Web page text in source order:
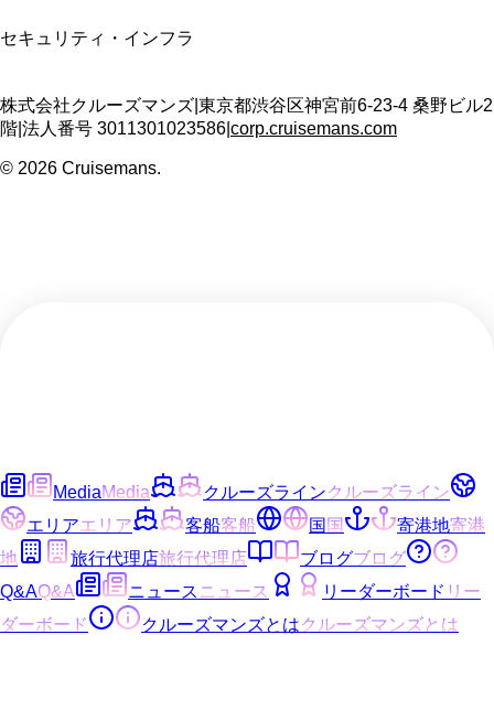
セキュリティ・インフラ
株式会社クルーズマンズ 東京都渋谷区神宮前6-23-4 桑野ビル2
階 法人番号 3011301023586 corp.cruisemans.com
© 2026 Cruisemans.
MediaMedia クルーズラインクルーズライン
エリアエリア 客船客船 国国 寄港地寄港
地
旅行代理店旅行代理店 ブログブログ
Q&AQ&A ニュース ニュース リーダーボード リー
ダーボード
クルーズマンズとはクルーズマンズとは